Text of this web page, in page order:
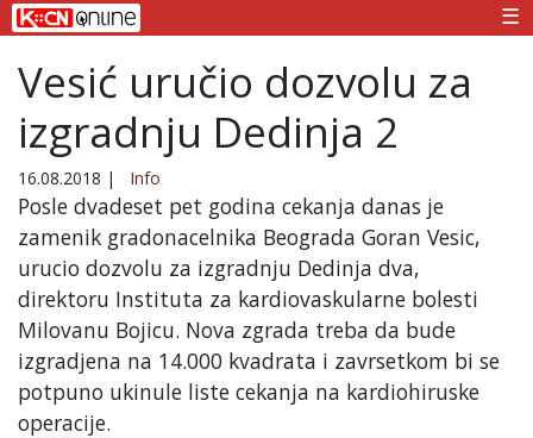
☰
Vesić uručio dozvolu za
izgradnju Dedinja 2
16.08.2018 | Info
Posle dvadeset pet godina cekanja danas je
zamenik gradonacelnika Beograda Goran Vesic,
urucio dozvolu za izgradnju Dedinja dva,
direktoru Instituta za kardiovaskularne bolesti
Milovanu Bojicu. Nova zgrada treba da bude
izgradjena na 14.000 kvadrata i zavrsetkom bi se
potpuno ukinule liste cekanja na kardiohiruske
operacije.